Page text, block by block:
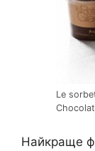
Le
Chocolat
Найкраще